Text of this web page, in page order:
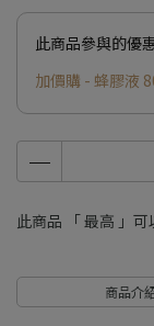
此商品參與的優
加價購 - 蜂膠液
此商品 「 最高 」
商品介